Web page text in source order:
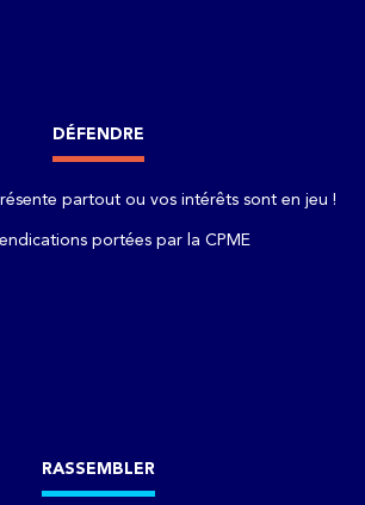
DÉFENDRE
partout ou vos intérêts sont en jeu !
portées par la CPME
RASSEMBLER